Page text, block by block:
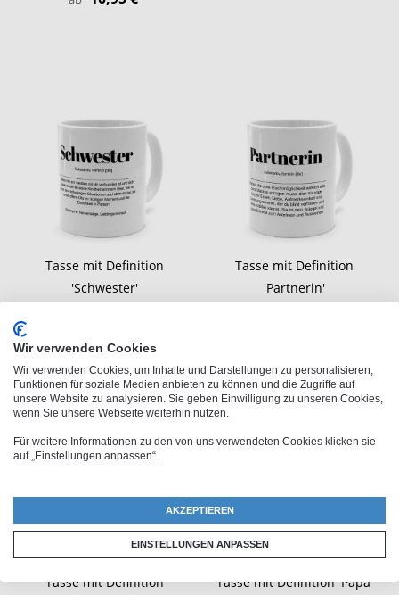
Tasse mit Definition
'Schwester'
Tasse mit Definition
'Partnerin'
Tasse mit Definition
Tasse mit Definition 'Papa'
Wir verwenden Cookies
Wir verwenden Cookies, um Inhalte und Darstellungen zu personalisieren,
Funktionen für soziale Medien anbieten zu können und die Zugriffe auf
unsere Website zu analysieren. Sie geben Einwilligung zu unseren Cookies,
wenn Sie unsere Webseite weiterhin nutzen.
Für weitere Informationen zu den von uns verwendeten Cookies klicken sie
auf „Einstellungen anpassen“.
AKZEPTIEREN
EINSTELLUNGEN ANPASSEN